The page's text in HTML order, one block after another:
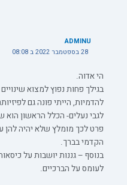
ADMINU
28 בספטמבר 2022 ב 08:08
הי אדוה.
בגילך פחות נפוץ למצוא
להדמיות, הייתי פונה גם
לגבי נעלים- הכלל הראשון הוא
פרט לכך מומלץ שלא יהיה להן
הקדמי בברך.
בנוסף – גננות יושבות על
לעומס על הברכיים.